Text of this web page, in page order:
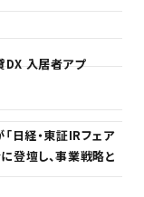
DX 入居者アプ
日経・東証IRフェア
登壇し、事業戦略と